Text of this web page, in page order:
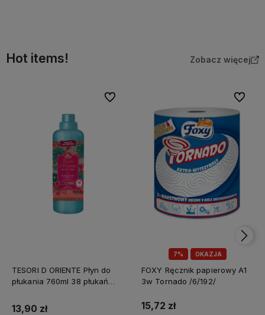
Hot items! Zobacz więcej
TESORI D ORIENTE Płyn do
płukania 760ml 38 płukań
13,90 zł
Do ulubionych
7% OKAZJA
FOXY Ręcznik papierowy A1
3w Tornado /6/192/
15,72 zł
Do